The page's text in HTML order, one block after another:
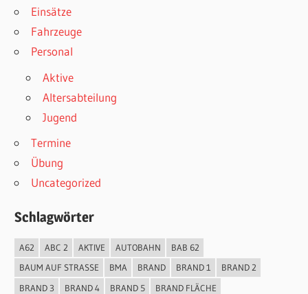
Einsätze
Fahrzeuge
Personal
Aktive
Altersabteilung
Jugend
Termine
Übung
Uncategorized
Schlagwörter
A62 ABC 2 AKTIVE AUTOBAHN
BAB 62
BAUM AUF STRASSE
BMA BRAND BRAND 1
BRAND 2
BRAND 3
BRAND 4 BRAND 5
BRAND FLÄCHE